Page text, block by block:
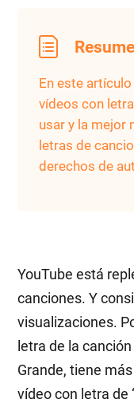
En este
vídeos con
usar y la mejor
letras de
derechos de
YouTube está
canciones. Y
visualizaciones.
letra de la
Grande, tiene
vídeo con letra de